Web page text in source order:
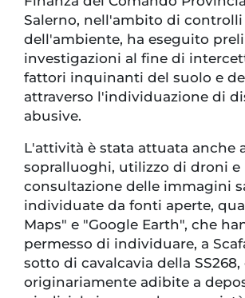
Salerno, nell'ambito di
dell'ambiente, ha eseguito
investigazioni al fine di
fattori inquinanti del suolo e
attraverso l'individuazione di
abusive.
L'attività è stata attuata anche
sopralluoghi, utilizzo di droni e
consultazione delle immagini
individuate da fonti aperte,
Maps" e "Google Earth", che
permesso di individuare, a
sotto di cavalcavia della SS268,
originariamente adibite a